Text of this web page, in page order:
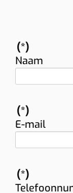
(*)
Naam
(*)
E-mail
(*)